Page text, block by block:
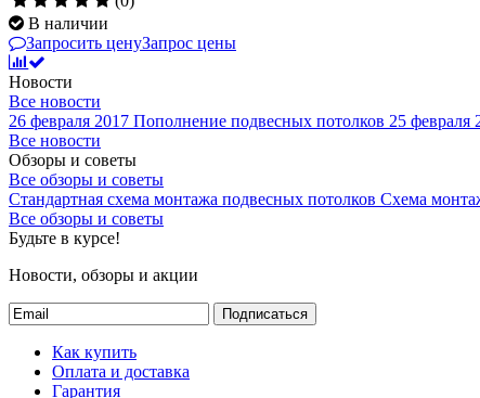
В наличии
Запросить ценуЗапрос цены
Новости
Все новости
26 февраля 2017 Пополнение подвесных потолков 25 февраля
Все новости
Обзоры и советы
Все обзоры и советы
Стандартная схема монтажа подвесных потолков Схема
Все обзоры и советы
Будьте в курсе!
Новости, обзоры и акции
Подписаться
Как купить
Оплата и доставка
Гарантия